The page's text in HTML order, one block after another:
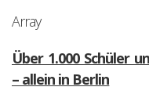
Array
Über 1.000 Schüler
– allein in Berlin